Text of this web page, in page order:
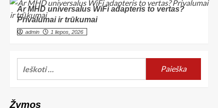
Ar MHD universalus WiFi adapteris to vertas?
Privalumai ir trūkumai
admin 1 liepos, 2026
Žymos